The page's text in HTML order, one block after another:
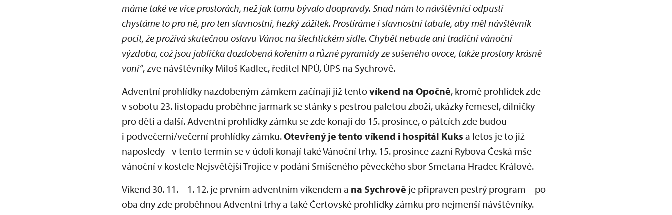
máme také ve více prostorách, než jak tomu bývalo doopravdy. Snad nám to návštěvníci odpustí –
chystáme to pro ně, pro ten slavnostní, hezký zážitek. Prostíráme i slavnostní tabule, aby měl návštěvník
pocit, že prožívá skutečnou oslavu Vánoc na šlechtickém sídle. Chybět nebude ani tradiční vánoční
výzdoba, což jsou jablíčka dozdobená kořením a různé pyramidy ze sušeného ovoce, takže prostory krásně
voní“, zve návštěvníky Miloš Kadlec, ředitel NPÚ, ÚPS na Sychrově.
Adventní prohlídky nazdobeným zámkem začínají již tentovíkend na Opočně, kromě prohlídek zde
v sobotu 23. listopadu proběhne jarmark se stánky s pestrou paletou zboží, ukázky řemesel, dílničky
pro děti a další. Adventní prohlídky zámku se zde konají do 15. prosince, o pátcích zde budou
i podvečerní/večerní prohlídky zámku.Otevřený je tento víkend i hospitál Kuks a letos je to již
naposledy - v tento termín se v údolí konají také Vánoční trhy. 15. prosince zazní Rybova Česká mše
vánoční v kostele Nejsvětější Trojice v podání Smíšeného pěveckého sbor Smetana Hradec Králové.
Víkend 30. 11. – 1. 12. je prvním adventním víkendem a na Sychrově je připraven pestrý program – po
oba dny zde proběhnou Adventní trhy a také Čertovské prohlídky zámku pro nejmenší návštěvníky.